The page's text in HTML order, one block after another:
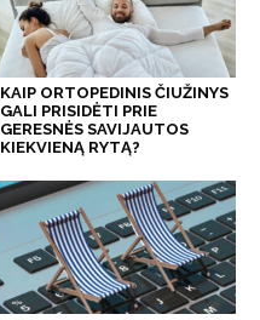
KAIP ORTOPEDINIS ČIUŽINYS
GALI PRISIDĖTI PRIE
GERESNĖS SAVIJAUTOS
KIEKVIENĄ RYTĄ?